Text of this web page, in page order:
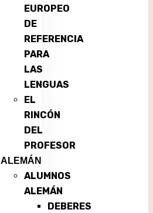
EUROPEO
DE
REFERENCIA
PARA
LAS
LENGUAS
EL
RINCÓN
DEL
PROFESOR
ALEMÁN
ALUMNOS
ALEMÁN
DEBERES